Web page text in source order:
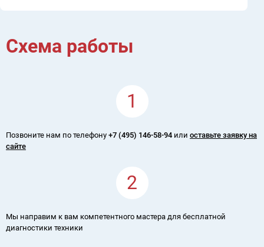
Схема работы
1
Позвоните нам по телефону +7 (495) 146-58-94 или оставьте заявку на
сайте
2
Мы направим к вам компетентного мастера для бесплатной
диагностики техники